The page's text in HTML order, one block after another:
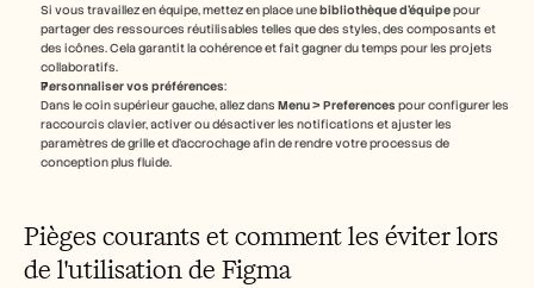
Si vous travaillez en équipe, mettez en place une bibliothèque d'équipe pour
partager des ressources réutilisables telles que des styles, des composants et
des icônes. Cela garantit la cohérence et fait gagner du temps pour les projets
collaboratifs.
Personnaliser vos préférences:
Dans le coin supérieur gauche, allez dans Menu > Preferences pour configurer les
raccourcis clavier, activer ou désactiver les notifications et ajuster les
paramètres de grille et d'accrochage afin de rendre votre processus de
conception plus fluide.
Pièges courants et comment les éviter lors
de l'utilisation de Figma